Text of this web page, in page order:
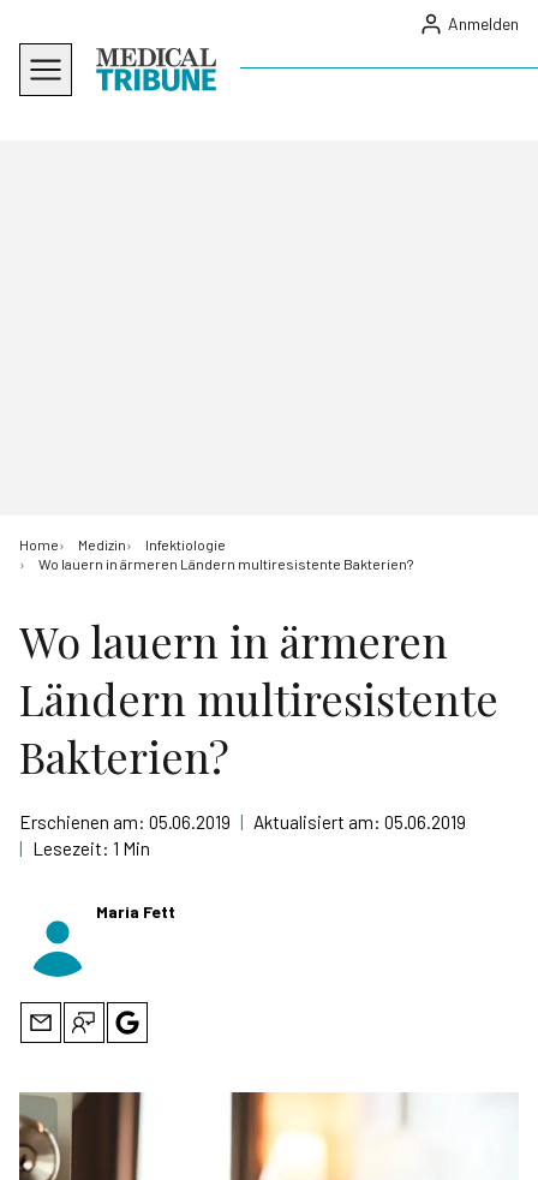
Anmelden
Home Medizin
Infektiologie
Wo lauern in ärmeren Ländern multiresistente Bakterien?
Wo lauern in ärmeren
Ländern multiresistente
Bakterien?
Erschienen am: 05.06.2019 | Aktualisiert am: 05.06.2019
| Lesezeit: 1 Min
Maria Fett